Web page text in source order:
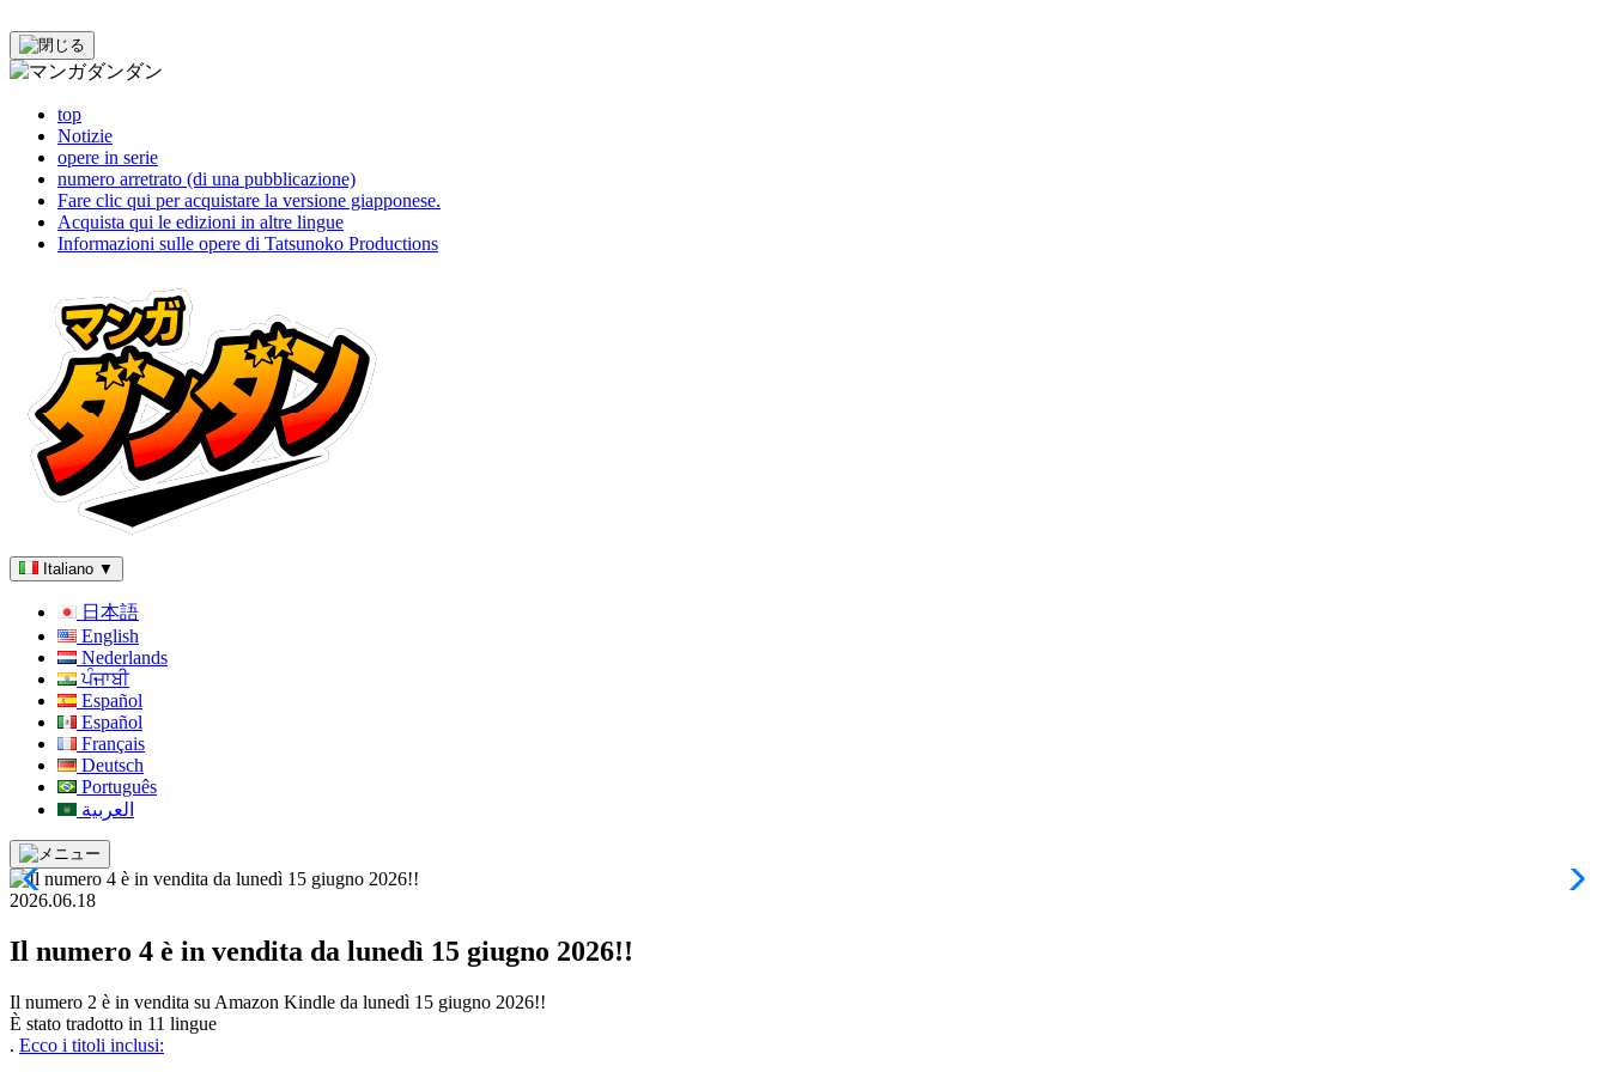
top
Notizie
opere in serie
numero arretrato (di una pubblicazione)
Fare clic qui per acquistare la versione giapponese.
Acquista qui le edizioni in altre lingue
Informazioni sulle opere di Tatsunoko Productions
Italiano ▼
日本語
English
Nederlands
ਪੰਜਾਬੀ
Español
Español
Français
Deutsch
Português
العربية
2026.06.18
Il numero 4 è in vendita da lunedì 15 giugno 2026!!
Il numero 2 è in vendita su Amazon Kindle da lunedì 15 giugno 2026!!
È stato tradotto in 11 lingue
. Ecco i titoli inclusi: